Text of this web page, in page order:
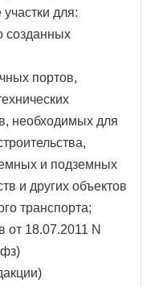
для:
созданных
портов,
необходимых для
и подземных
и других объектов
транспорта;
от 18.07.2011 N